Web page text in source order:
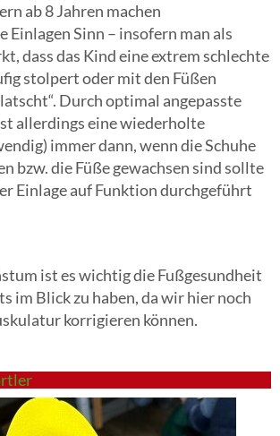
ab 8 Jahren machen
Einlagen Sinn – insofern man als
dass das Kind eine extrem schlechte
stolpert oder mit den Füßen
Durch optimal angepasste
allerdings eine wiederholte
immer dann, wenn die Schuhe
bzw. die Füße gewachsen sind sollte
Einlage auf Funktion durchgeführt
ist es wichtig die Fußgesundheit
im Blick zu haben, da wir hier noch
korrigieren können.